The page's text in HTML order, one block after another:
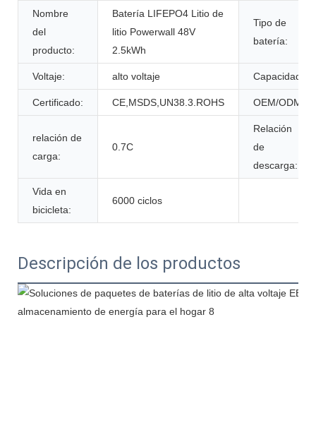
Nombre
del
producto:
Batería LIFEPO4 Litio de
litio Powerwall 48V
2.5kWh
Tipo de
batería:
Voltaje: alto voltaje Capacidad:
Certificado: CE,MSDS,UN38.3.ROHS OEM/ODM:
relación de
carga:
0.7C
Relación
de
descarga:
Vida en
bicicleta:
6000 ciclos
Descripción de los productos